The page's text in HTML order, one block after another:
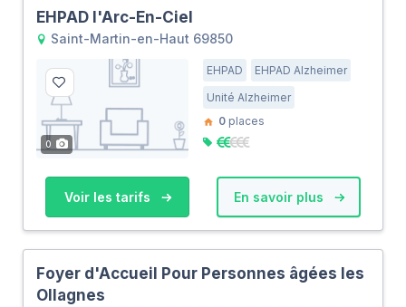
EHPAD l'Arc-En-Ciel
Saint-Martin-en-Haut 69850
0
EHPAD
EHPAD Alzheimer
Unité Alzheimer
0 places
Voir les tarifs En savoir plus
Foyer d'Accueil Pour Personnes âgées les
Ollagnes